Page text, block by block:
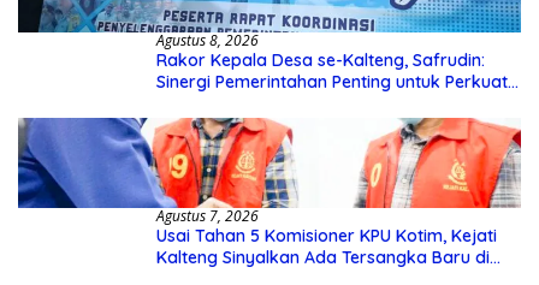
Agustus 8, 2026
Rakor Kepala Desa se-Kalteng, Safrudin:
Sinergi Pemerintahan Penting untuk Perkuat
Agustus 7, 2026
Usai Tahan 5 Komisioner KPU Kotim, Kejati
Kalteng Sinyalkan Ada Tersangka Baru di